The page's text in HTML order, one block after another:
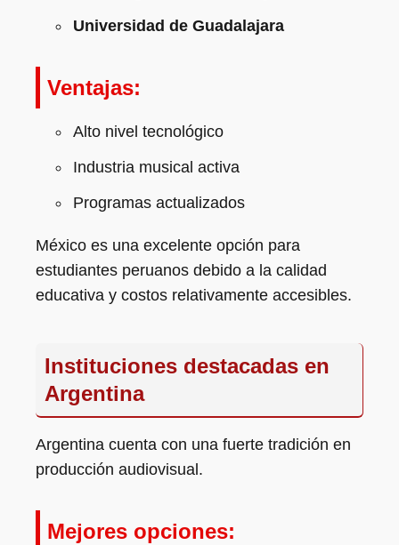
Universidad de Guadalajara
Ventajas:
Alto nivel tecnológico
Industria musical activa
Programas actualizados
México es una excelente opción para
estudiantes peruanos debido a la calidad
educativa y costos relativamente accesibles.
Instituciones destacadas en
Argentina
Argentina cuenta con una fuerte tradición en
producción audiovisual.
Mejores opciones: